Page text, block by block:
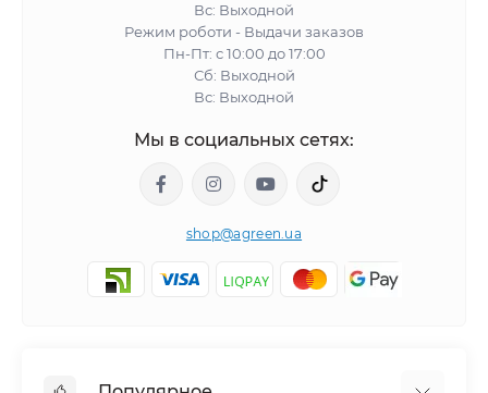
Вс: Выходной
Режим роботи - Выдачи заказов
Пн-Пт: с 10:00 до 17:00
Сб: Выходной
Вс: Выходной
Мы в социальных сетях:
shop@agreen.ua